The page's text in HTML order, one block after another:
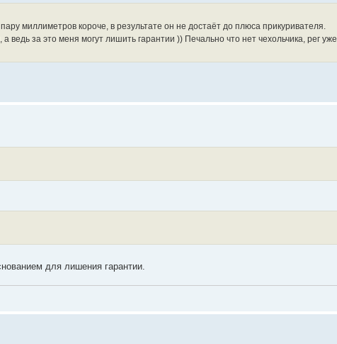
миллиметров короче, в результате он не достаёт до плюса прикуривателя.
за это меня могут лишить гарантии )) Печально что нет чехольчика, рег уже
для лишения гарантии.